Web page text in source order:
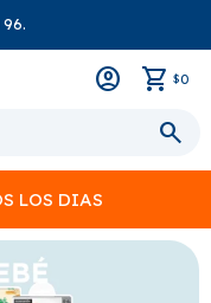
96.
$0
LOS DIAS